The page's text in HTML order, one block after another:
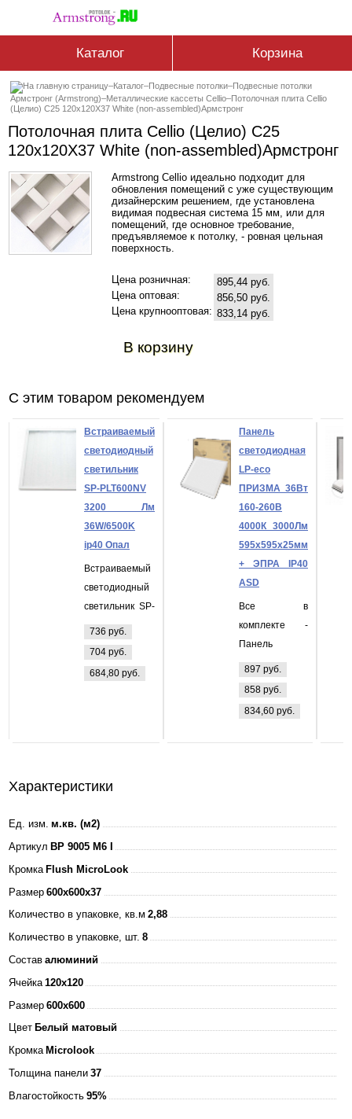
Каталог Корзина
–Каталог–Подвесные потолки–Подвесные потолки
Армстронг (Armstrong)–Металлические кассеты Cellio–Потолочная плита Cellio
(Целио) C25 120x120X37 White (non-assembled)Армстронг
Потолочная плита Cellio (Целио) C25
120x120X37 White (non-assembled)Армстронг
Armstrong Cellio идеально подходит для
обновления помещений с уже существующим
дизайнерским решением, где установлена
видимая подвесная система 15 мм, или для
помещений, где основное требование,
предъявляемое к потолку, - ровная цельная
поверхность.
Цена розничная:
895,44 руб.
Цена оптовая:
856,50 руб.
Цена крупнооптовая: 833,14 руб.
В корзину
С этим товаром рекомендуем
Встраиваемый
светодиодный
светильник
SP-PLT600NV
3200 Лм
36W/6500K
ip40 Опал
Встраиваемый
светодиодный
светильник SP-
PLT600NV 3200
Лм 36W/6500K
ip40 Опал
736 руб.
704 руб.
684,80 руб.
Панель
светодиодная
LP-eco
ПРИЗМА 36Вт
160-260В
4000К 3000Лм
595х595х25мм
+ ЭПРА IP40
ASD
Все в
комплекте -
Панель
светодиодная
LP-eco
ПРИЗМА 36Вт
160-260В
897 руб.
858 руб.
834,60 руб.
Характеристики
Ед. изм. м.кв. (м2)
Артикул BP 9005 M6 I
Кромка Flush MicroLook
Размер 600x600x37
Количество в упаковке, кв.м 2,88
Количество в упаковке, шт. 8
Состав алюминий
Ячейка 120x120
Размер 600x600
Цвет Белый матовый
Кромка Microlook
Толщина панели 37
Влагостойкость 95%